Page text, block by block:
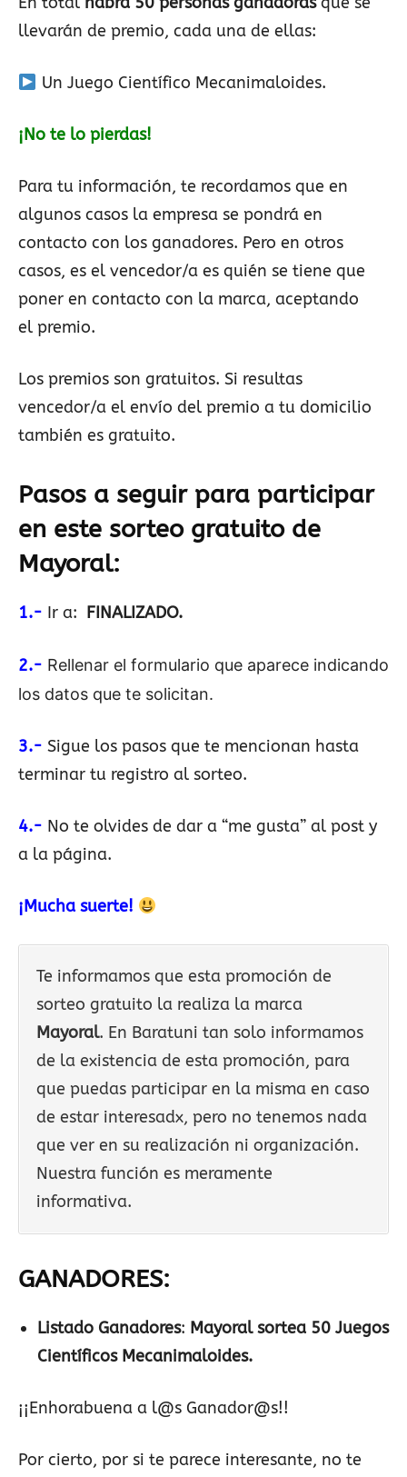
llevarán de premio, cada una de ellas:
Un Juego Científico Mecanimaloides.
¡No te lo pierdas!
Para tu información, te recordamos que en
algunos casos la empresa se pondrá en
contacto con los ganadores. Pero en otros
casos, es el vencedor/a es quién se tiene que
poner en contacto con la marca, aceptando
el premio.
Los premios son gratuitos. Si resultas
vencedor/a el envío del premio a tu domicilio
también es gratuito.
Pasos a seguir para participar
en este sorteo gratuito de
Mayoral:
1.- Ir a: FINALIZADO.
2.- Rellenar el formulario que aparece indicando
los datos que te solicitan.
3.- Sigue los pasos que te mencionan hasta
terminar tu registro al sorteo.
4.- No te olvides de dar a “me gusta” al post y
a la página.
¡Mucha suerte!
Te informamos que esta promoción de
sorteo gratuito la realiza la marca
Mayoral. En Baratuni tan solo informamos
de la existencia de esta promoción, para
que puedas participar en la misma en caso
de estar interesadx, pero no tenemos nada
que ver en su realización ni organización.
Nuestra función es meramente
informativa.
GANADORES:
Listado Ganadores: Mayoral sortea 50 Juegos
Científicos Mecanimaloides.
¡¡Enhorabuena a l@s Ganador@s!!
Por cierto, por si te parece interesante, no te